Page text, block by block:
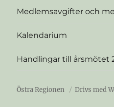
Medlemsavgifter och
Kalendarium
Handlingar till årsmötet
Östra Regionen Drivs med